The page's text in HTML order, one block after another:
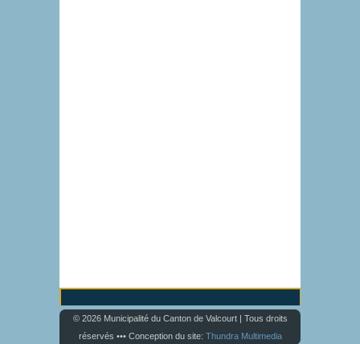
© 2026 Municipalité du Canton de Valcourt | Tous droits
réservés ••• Conception du site: Thundra Multimedia